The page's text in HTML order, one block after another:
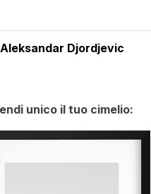
Aleksandar Djordjevic
unico il tuo cimelio: